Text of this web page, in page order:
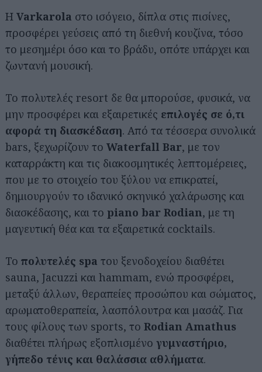
Η Varkarola στο ισόγειο, δίπλα στις πισίνες,
προσφέρει γεύσεις από τη διεθνή κουζίνα, τόσο
το μεσημέρι όσο και το βράδυ, οπότε υπάρχει και
ζωντανή μουσική.
Το πολυτελές resort δε θα μπορούσε, φυσικά, να
μην προσφέρει και εξαιρετικές επιλογές σε ό,τι
αφορά τη διασκέδαση. Από τα τέσσερα συνολικά
bars, ξεχωρίζουν το Waterfall Bar, με τον
καταρράκτη και τις διακοσμητικές λεπτομέρειες,
που με το στοιχείο του ξύλου να επικρατεί,
δημιουργούν το ιδανικό σκηνικό χαλάρωσης και
διασκέδασης, και το piano bar Rodian, με τη
μαγευτική θέα και τα εξαιρετικά cocktails.
Το πολυτελές spa του ξενοδοχείου διαθέτει
sauna, Jacuzzi και hammam, ενώ προσφέρει,
μεταξύ άλλων, θεραπείες προσώπου και σώματος,
αρωματοθεραπεία, λασπόλουτρα και μασάζ. Για
τους φίλους των sports, το Rodian Amathus
διαθέτει πλήρως εξοπλισμένο γυμναστήριο,
γήπεδο τένις και θαλάσσια αθλήματα.